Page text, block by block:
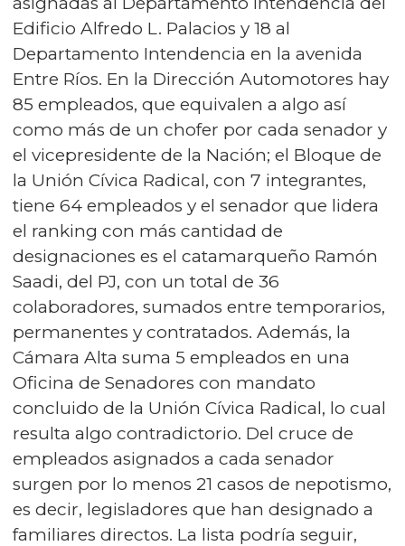
Edificio Alfredo L. Palacios y 18 al
Departamento Intendencia en la avenida
Entre Ríos. En la Dirección Automotores hay
85 empleados, que equivalen a algo así
como más de un chofer por cada senador y
el vicepresidente de la Nación; el Bloque de
la Unión Cívica Radical, con 7 integrantes,
tiene 64 empleados y el senador que lidera
el ranking con más cantidad de
designaciones es el catamarqueño Ramón
Saadi, del PJ, con un total de 36
colaboradores, sumados entre temporarios,
permanentes y contratados. Además, la
Cámara Alta suma 5 empleados en una
Oficina de Senadores con mandato
concluido de la Unión Cívica Radical, lo cual
resulta algo contradictorio. Del cruce de
empleados asignados a cada senador
surgen por lo menos 21 casos de nepotismo,
es decir, legisladores que han designado a
familiares directos. La lista podría seguir,